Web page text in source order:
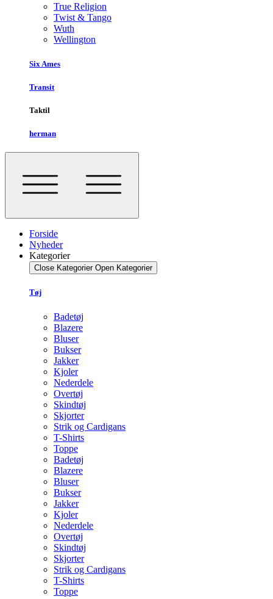
True Religion
Twist & Tango
Wuth
Wellington
Six Ames
Transit
Taktil
herman
Forside
Nyheder
Kategorier
Close Kategorier Open Kategorier
Tøj
Badetøj
Blazere
Bluser
Bukser
Jakker
Kjoler
Nederdele
Overtøj
Skindtøj
Skjorter
Strik og Cardigans
T-Shirts
Toppe
Badetøj
Blazere
Bluser
Bukser
Jakker
Kjoler
Nederdele
Overtøj
Skindtøj
Skjorter
Strik og Cardigans
T-Shirts
Toppe